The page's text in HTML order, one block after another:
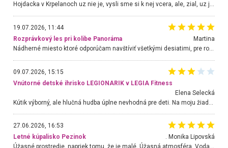
Hojdacka v Krpelanoch uz nie je, vysli sme si k nej vcera, ale, zial, uz je znicena. Ak sem planujete cestu len kvoli hojdacke, mozete si ju usetrit. Krasny vyhlad je tu vsak aj bez hojdacky :-)
19.07.2026, 11:44
Rozprávkový les pri kolibe Panoráma
Martina
Nádherné miesto ktoré odporúčam navštíviť všetkými desiatimi, pre rodiny s deťmi, dôchodcom... Proste a jednoducho ozaj rozprávkový les.. určite ešte prídeme. Odniesli sme si na pamiatku krásne tričká,
09.07.2026, 15:15
Vnútorné detské ihrisko LEGIONARIK v LEGIA Fitness
Elena Selecká
27.06.2026, 16:53
Letné kúpalisko Pezinok
. Monika Lipovská